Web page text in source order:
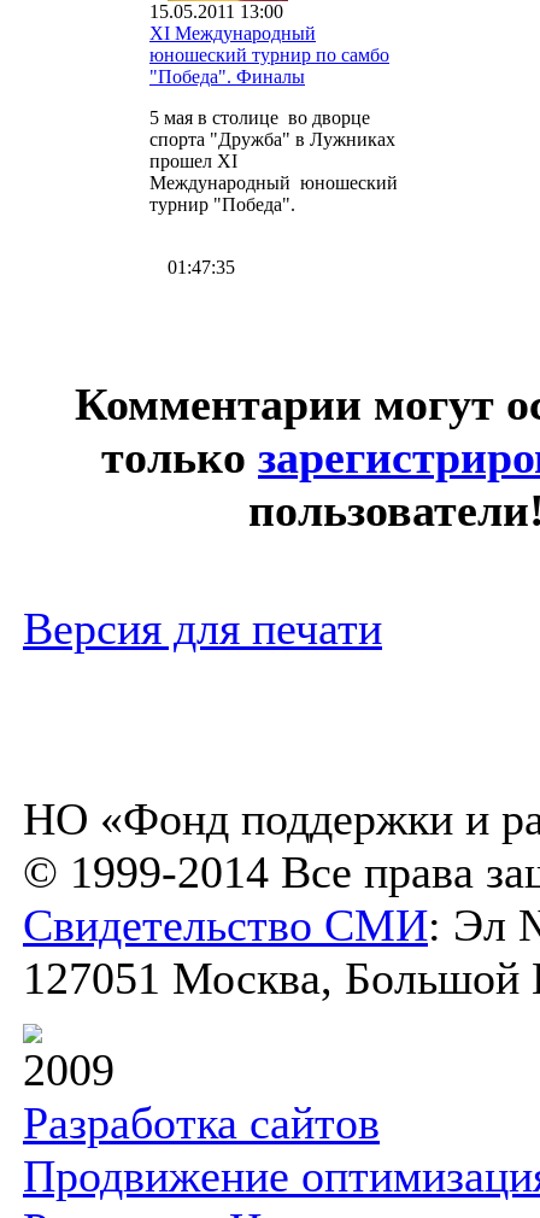
15.05.2011 13:00
XI Международный
юношеский турнир по самбо
"Победа". Финалы
5 мая в столице во дворце
спорта "Дружба" в Лужниках
прошел XI
Международный юношеский
турнир "Победа".
01:47:35
Комментарии могут
только
Версия для печати
НО «Фонд поддержки и
© 1999-2014 Все права
Свидетельство СМИ: Эл
127051 Москва, Большой
2009
Разработка сайтов
Продвижение